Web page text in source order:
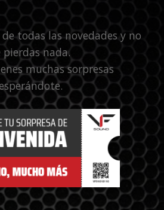
todas las novedades y no
pierdas nada.
muchas sorpresas